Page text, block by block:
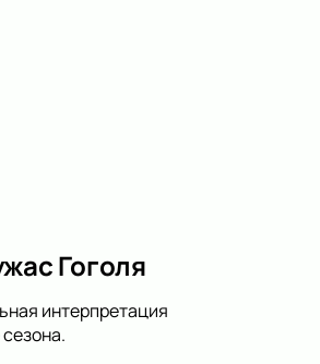
Гоголя
интерпретация